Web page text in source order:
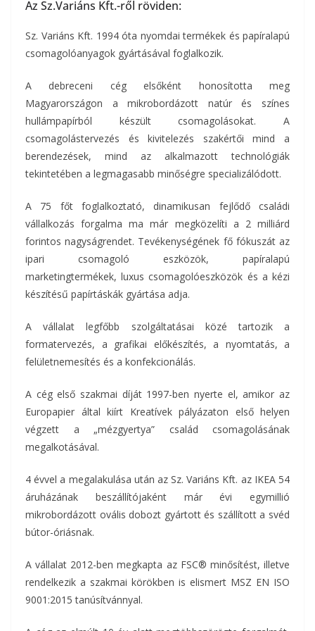
Az Sz.Variáns Kft.-ről röviden:
Sz. Variáns Kft. 1994 óta nyomdai termékek és papíralapú
csomagolóanyagok gyártásával foglalkozik.
A debreceni cég elsőként honosította meg
Magyarországon a mikrobordázott natúr és színes
hullámpapírból készült csomagolásokat. A
csomagolástervezés és kivitelezés szakértői mind a
berendezések, mind az alkalmazott technológiák
tekintetében a legmagasabb minőségre specializálódott.
A 75 főt foglalkoztató, dinamikusan fejlődő családi
vállalkozás forgalma ma már megközelíti a 2 milliárd
forintos nagyságrendet. Tevékenységének fő fókuszát az
ipari csomagoló eszközök, papíralapú
marketingtermékek, luxus csomagolóeszközök és a kézi
készítésű papírtáskák gyártása adja.
A vállalat legfőbb szolgáltatásai közé tartozik a
formatervezés, a grafikai előkészítés, a nyomtatás, a
felületnemesítés és a konfekcionálás.
A cég első szakmai díját 1997-ben nyerte el, amikor az
Europapier által kiírt Kreatívek pályázaton első helyen
végzett a „mézgyertya” család csomagolásának
megalkotásával.
4 évvel a megalakulása után az Sz. Variáns Kft. az IKEA 54
áruházának beszállítójaként már évi egymillió
mikrobordázott ovális dobozt gyártott és szállított a svéd
bútor-óriásnak.
A vállalat 2012-ben megkapta az FSC® minősítést, illetve
rendelkezik a szakmai körökben is elismert MSZ EN ISO
9001:2015 tanúsítvánnyal.